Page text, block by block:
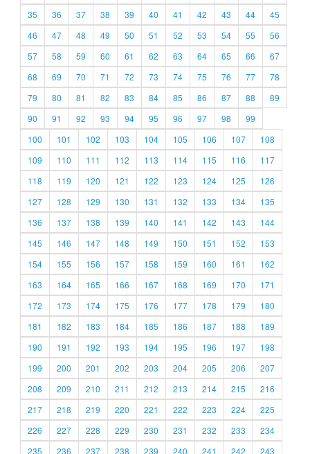
35
36 37 38 39 40 41 42 43 44
45
46
47 48 49 50 51 52 53 54 55
56
57
58 59 60 61 62 63 64 65 66
67
68
69 70 71 72 73 74 75 76 77
78
79
80 81 82 83 84 85 86 87 88
89
90
91 92 93 94 95 96 97 98
99
100
101 102 103 104 105 106 107
108
109
110 111 112 113 114 115 116
117
118
119 120 121 122 123 124 125
126
127
128 129 130 131 132 133 134
135
136
137 138 139 140 141 142 143
144
145
146 147 148 149 150 151 152
153
154
155 156 157 158 159 160 161
162
163
164 165 166 167 168 169 170
171
172
173 174 175 176 177 178 179
180
181
182 183 184 185 186 187 188
189
190
191 192 193 194 195 196 197
198
199
200 201 202 203 204 205 206
207
208
209 210 211 212 213 214 215
216
217
218 219 220 221 222 223 224
225
226
227 228 229 230 231 232 233
234
235
236 237 238 239 240 241 242 243